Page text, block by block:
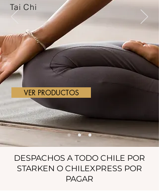
Tai Chi
VER PRODUCTOS
DESPACHOS A TODO CHILE POR
STARKEN O CHILEXPRESS POR
PAGAR